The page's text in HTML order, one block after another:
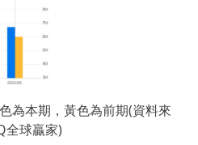
為本期，黃色為前期(資料來
全球贏家)